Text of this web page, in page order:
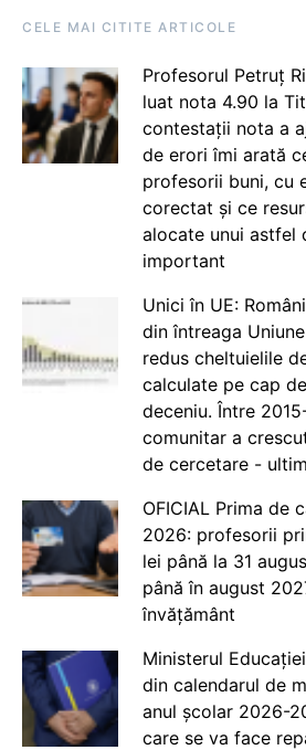
CELE MAI CITITE ARTICOLE
Profesorul Petruț
luat nota 4.90 la
contestații nota a
de erori îmi arată
profesorii buni, cu
corectat și ce
alocate unui astfel
important
Unici în UE:
din întreaga
redus cheltuielile
calculate pe cap
deceniu. Între
comunitar a
de cercetare -
OFICIAL Prima de
2026: profesorii
lei până la 31
până în august
învățământ
Ministerul
din calendarul de
anul școlar 2026-
care se va face